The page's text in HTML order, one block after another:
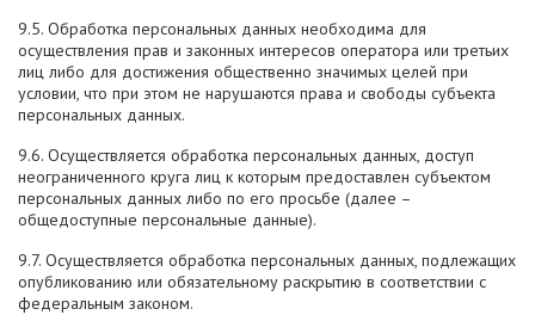
9.5. Обработка персональных данных необходима для
осуществления прав и законных интересов оператора или третьих
лиц либо для достижения общественно значимых целей при
условии, что при этом не нарушаются права и свободы субъекта
персональных данных.
9.6. Осуществляется обработка персональных данных, доступ
неограниченного круга лиц к которым предоставлен субъектом
персональных данных либо по его просьбе (далее –
общедоступные персональные данные).
9.7. Осуществляется обработка персональных данных, подлежащих
опубликованию или обязательному раскрытию в соответствии с
федеральным законом.